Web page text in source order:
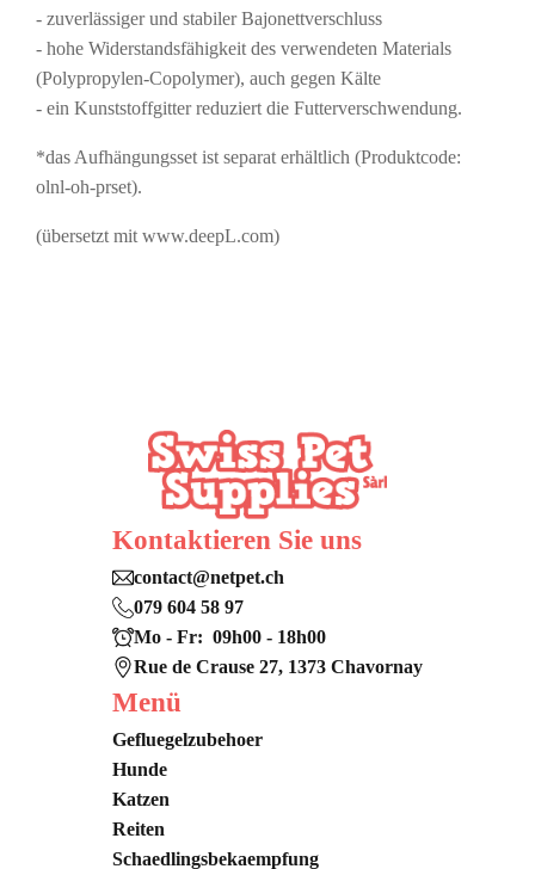
- zuverlässiger und stabiler Bajonettverschluss
- hohe Widerstandsfähigkeit des verwendeten Materials
(Polypropylen-Copolymer), auch gegen Kälte
- ein Kunststoffgitter reduziert die Futterverschwendung.
*das Aufhängungsset ist separat erhältlich (Produktcode:
olnl-oh-prset).
(übersetzt mit www.deepL.com)
Kontaktieren Sie uns
contact@netpet.ch
079 604 58 97
Mo - Fr: 09h00 - 18h00
Rue de Crause 27, 1373 Chavornay
Menü
Gefluegelzubehoer
Hunde
Katzen
Reiten
Schaedlingsbekaempfung